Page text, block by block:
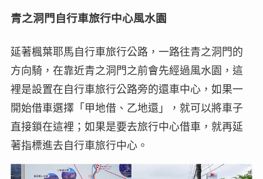
青之洞門自行車旅行中心風水園
延著楓葉耶馬自行車旅行公路，一路往青之洞門的
方向騎，在靠近青之洞門之前會先經過風水園，這
裡是設置在自行車旅行公路旁的還車中心，如果一
開始借車選擇「甲地借、乙地還」，就可以將車子
直接鎖在這裡；如果是要去旅行中心借車，就再延
著指標進去自行車旅行中心。